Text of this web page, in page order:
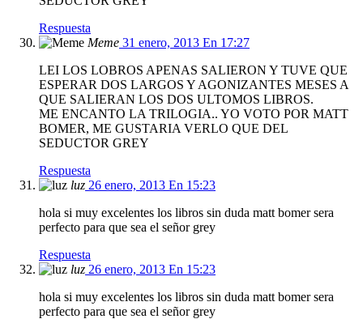
Respuesta
Meme 31 enero, 2013 En 17:27
LEI LOS LOBROS APENAS SALIERON Y TUVE QUE
ESPERAR DOS LARGOS Y AGONIZANTES MESES A
QUE SALIERAN LOS DOS ULTOMOS LIBROS.
ME ENCANTO LA TRILOGIA.. YO VOTO POR MATT
BOMER, ME GUSTARIA VERLO QUE DEL
SEDUCTOR GREY
Respuesta
luz 26 enero, 2013 En 15:23
hola si muy excelentes los libros sin duda matt bomer sera
perfecto para que sea el señor grey
Respuesta
luz 26 enero, 2013 En 15:23
hola si muy excelentes los libros sin duda matt bomer sera
perfecto para que sea el señor grey